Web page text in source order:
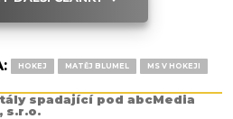
HOKEJ MATĚJ BLUMEL MS V HOKEJI
spadající pod abcMedia
s.r.o.